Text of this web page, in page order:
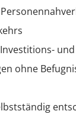
ohne